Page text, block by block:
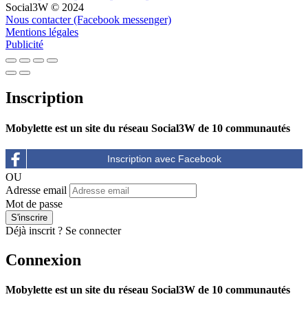
Social3W © 2024
Nous contacter (Facebook messenger)
Mentions légales
Publicité
Inscription
Mobylette est un site du réseau Social3W de 10 communautés
OU
Adresse email
Mot de passe
Déjà inscrit ? Se connecter
Connexion
Mobylette est un site du réseau Social3W de 10 communautés